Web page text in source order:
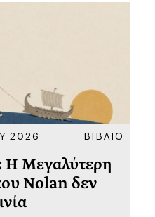
2026 ΒΙΒΛΙΟ
Η Μεγαλύτερη
Nolan δεν